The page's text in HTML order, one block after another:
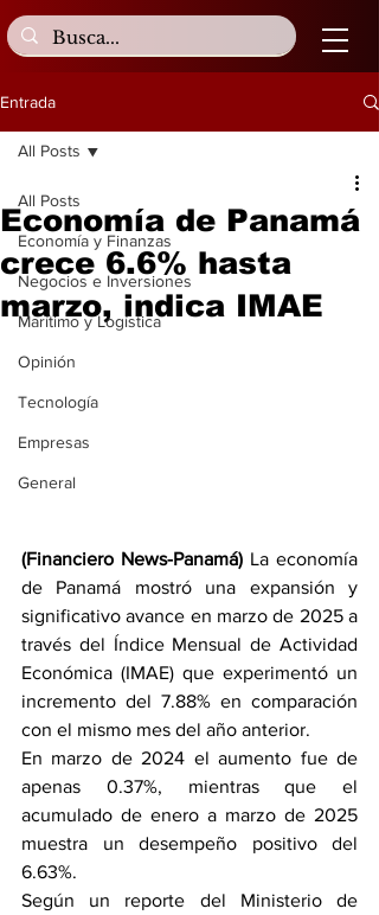
Entrada
All Posts
Economía y Finanzas
Negocios e Inversiones
Marítimo y Logística
Opinión
Tecnología
Empresas
General
All Posts
Economía de Panamá
crece 6.6% hasta
marzo, indica IMAE
(Financiero News-Panamá) La economía
de Panamá mostró una expansión y
significativo avance en marzo de 2025 a
través del Índice Mensual de Actividad
Económica (IMAE) que experimentó un
incremento del 7.88% en comparación
con el mismo mes del año anterior.
En marzo de 2024 el aumento fue de
apenas 0.37%, mientras que el
acumulado de enero a marzo de 2025
muestra un desempeño positivo del
6.63%.
Según un reporte del Ministerio de